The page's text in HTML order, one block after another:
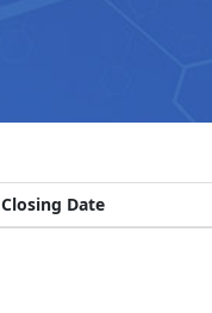
Closing Date